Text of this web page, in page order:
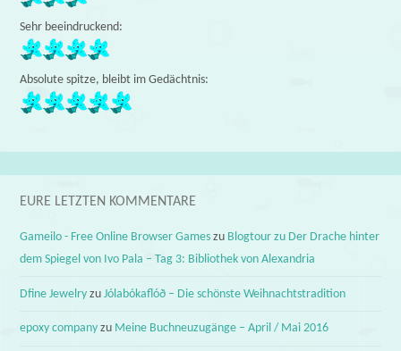
Sehr beeindruckend:
Absolute spitze, bleibt im Gedächtnis:
EURE LETZTEN KOMMENTARE
Gameilo - Free Online Browser Games zu Blogtour zu Der Drache hinter
dem Spiegel von Ivo Pala – Tag 3: Bibliothek von Alexandria
Dfine Jewelry zuJólabókaflóð – Die schönste Weihnachtstradition
epoxy company zu Meine Buchneuzugänge – April / Mai 2016